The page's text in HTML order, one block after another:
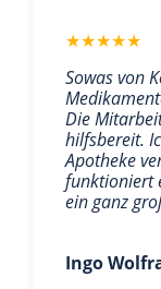
★★★★★
Sowas von
Die
hilfsbereit.
Apotheke
funktioniert
ein ganz
Ingo